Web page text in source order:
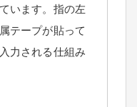
います。指の左
テープが貼って
力される仕組み